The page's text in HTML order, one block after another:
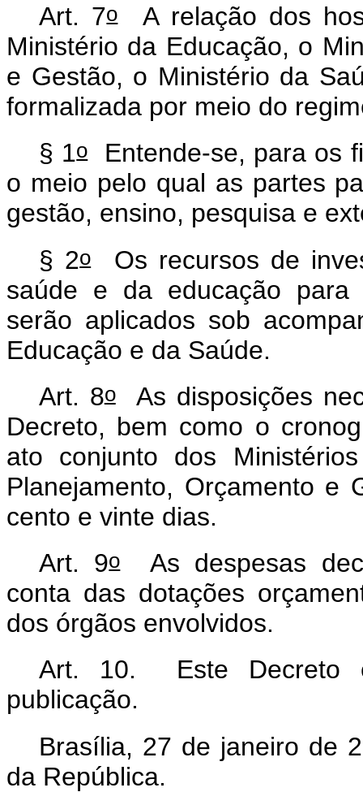
Art. 7oA relação dos
Ministério da Educação, o
e Gestão, o Ministério da
formalizada por meio do
§ 1oEntende-se, para os
o meio pelo qual as partes
gestão, ensino, pesquisa e
§ 2oOs recursos de
saúde e da educação para
serão aplicados sob
Educação e da Saúde.
Art. 8oAs disposições
Decreto, bem como o
ato conjunto dos
Planejamento, Orçamento e
cento e vinte dias.
Art. 9oAs despesas
conta das dotações
dos órgãos envolvidos.
Art. 10. Este Decreto
publicação.
Brasília, 27 de janeiro de
da República.